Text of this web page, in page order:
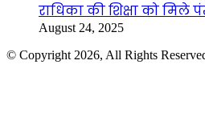
राधिका की शिक्षा को मिले
August 24, 2025
© Copyright 2026, All Rights